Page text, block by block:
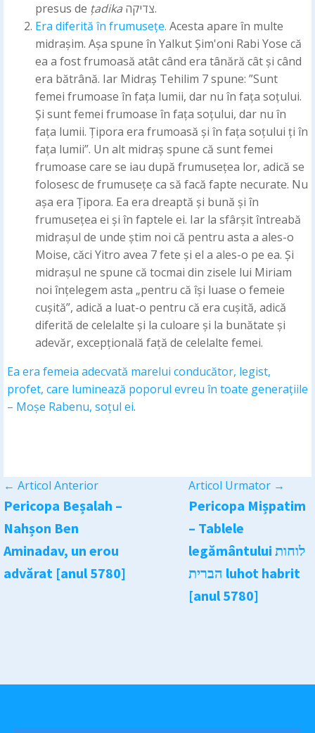
presus de țadika
צדיקה.
Era diferită în frumusețe. Acesta apare în multe
midrașim. Așa spune în Yalkut Șim'oni Rabi Yose că
ea a fost frumoasă atât când era tânără cât și când
era bătrână. Iar Midraș Tehilim 7 spune: ”Sunt
femei frumoase în fața lumii, dar nu în fața soțului.
Și sunt femei frumoase în fața soțului, dar nu în
fața lumii. Țipora era frumoasă și în fața soțului ți în
fața lumii”. Un alt midraș spune că sunt femei
frumoase care se iau după frumusețea lor, adică se
folosesc de frumusețe ca să facă fapte necurate. Nu
așa era Țipora. Ea era dreaptă și bună și în
frumusețea ei și în faptele ei. Iar la sfârșit întreabă
midrașul de unde știm noi că pentru asta a ales-o
Moise, căci Yitro avea 7 fete și el a ales-o pe ea. Și
midrașul ne spune că tocmai din zisele lui Miriam
noi înțelegem asta „pentru că își luase o femeie
cușită”, adică a luat-o pentru că era cușită, adică
diferită de celelalte și la culoare și la bunătate și
adevăr, excepțională față de celelalte femei.
Ea era femeia adecvată marelui conducător, legist,
profet, care luminează poporul evreu în toate generațiile
– Moșe Rabenu, soțul ei.
← Articol Anterior
Pericopa Beșalah –
Nahșon Ben
Aminadav, un erou
advărat [anul 5780]
Articol Urmator →
Pericopa Mișpatim
– Tablele
legământului לוחות
הברית luhot habrit
[anul 5780]